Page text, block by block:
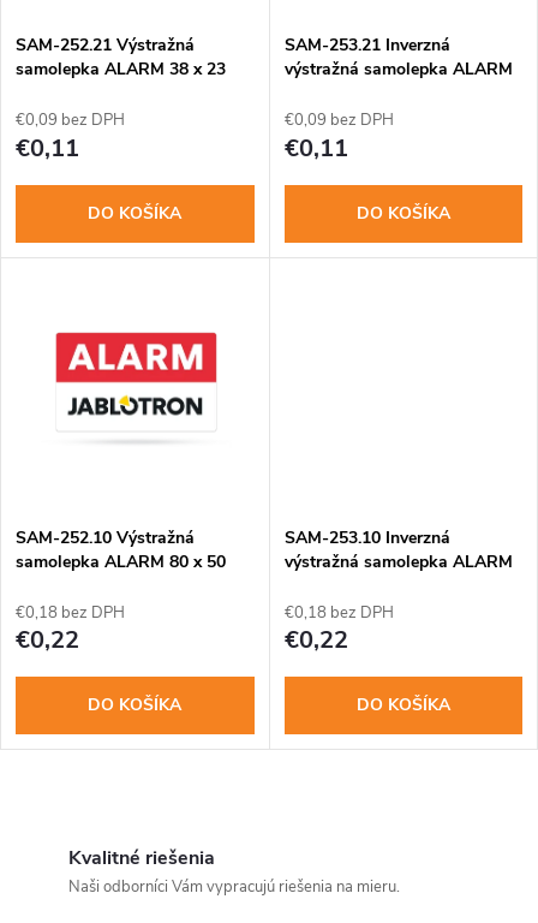
e
p
r
o
o
v
s
p
r
d
o
v
SAM-252.21 Výstražná
samolepka ALARM 38 x 23
€0,09 bez DPH
€0,11
DO KOŠÍKA
SAM-253.21 Inverzná
výstražná samolepka ALARM
€0,09 bez DPH
€0,11
DO KOŠÍKA
SAM-252.10 Výstražná
samolepka ALARM 80 x 50
€0,18 bez DPH
€0,22
DO KOŠÍKA
SAM-253.10 Inverzná
výstražná samolepka ALARM
€0,18 bez DPH
€0,22
DO KOŠÍKA
Kvalitné riešenia
Naši odborníci Vám vypracujú riešenia na mieru.